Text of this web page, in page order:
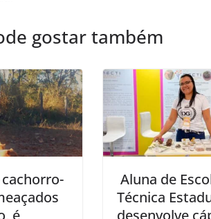
gostar também
é
Aluna de
Técnica
desenvolve